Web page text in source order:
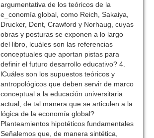
argumentativa de los teóricos de la
e_conomía global, como Reich, Sakaiya,
Drucker, Dent, Crawford y Norhaug, cuyas
obras y posturas se exponen a lo largo
del libro, lcuáles son las referencias
conceptuales que aportan pistas para
definir el futuro desarrollo educativo? 4.
lCuáles son los supuestos teóricos y
antropológicos que deben servir de marco
conceptual a la educación universitaria
actual, de tal manera que se articulen a la
lógica de la economía global?
Planteamientos hipotéticos fundamentales
Señalemos que, de manera sintética,